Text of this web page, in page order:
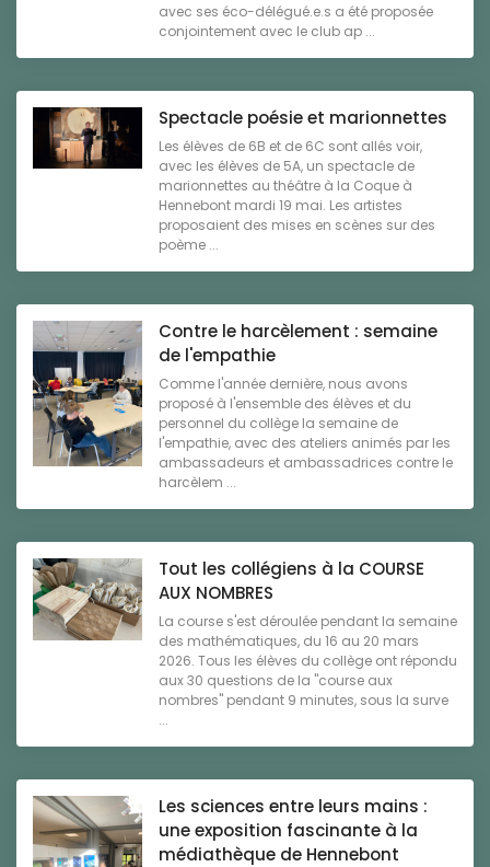
avec ses éco-délégué.e.s a été proposée
conjointement avec le club ap ...
Spectacle poésie et marionnettes
Les élèves de 6B et de 6C sont allés voir,
avec les élèves de 5A, un spectacle de
marionnettes au théâtre à la Coque à
Hennebont mardi 19 mai. Les artistes
proposaient des mises en scènes sur des
poème ...
Contre le harcèlement : semaine
de l'empathie
Comme l'année dernière, nous avons
proposé à l'ensemble des élèves et du
personnel du collège la semaine de
l'empathie, avec des ateliers animés par les
ambassadeurs et ambassadrices contre le
harcèlem ...
Tout les collégiens à la COURSE
AUX NOMBRES
La course s'est déroulée pendant la semaine
des mathématiques, du 16 au 20 mars
2026. Tous les élèves du collège ont répondu
aux 30 questions de la "course aux
nombres" pendant 9 minutes, sous la surve
...
Les sciences entre leurs mains :
une exposition fascinante à la
médiathèque de Hennebont